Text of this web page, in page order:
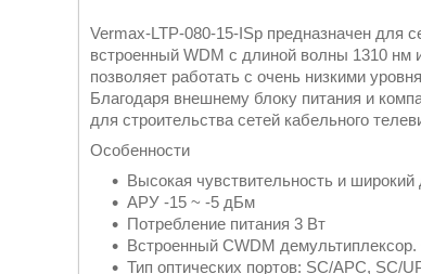
Vermax-LTP-080-15-ISp предназначен для
встроенный WDM с длиной волны 1310 нм
позволяет работать с очень низкими
Благодаря внешнему блоку питания и
для строительства сетей кабельного
Особенности
Высокая чувствительность и
АРУ -15 ~ -5 дБм
Потребление питания 3 Вт
Встроенный СWDM
Тип оптических портов: SC/APC, SC/